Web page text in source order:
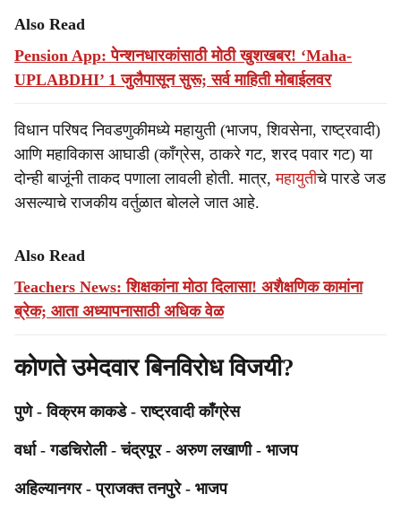
Also Read
Pension App: पेन्शनधारकांसाठी मोठी खुशखबर! ‘Maha-
UPLABDHI’ 1 जुलैपासून सुरू; सर्व माहिती मोबाईलवर
विधान परिषद निवडणुकीमध्ये महायुती (भाजप, शिवसेना, राष्ट्रवादी)
आणि महाविकास आघाडी (काँग्रेस, ठाकरे गट, शरद पवार गट) या
दोन्ही बाजूंनी ताकद पणाला लावली होती. मात्र,महायुतीचे पारडे जड
असल्याचे राजकीय वर्तुळात बोलले जात आहे.
Also Read
Teachers News: शिक्षकांना मोठा दिलासा! अशैक्षणिक कामांना
ब्रेक; आता अध्यापनासाठी अधिक वेळ
कोणते उमेदवार बिनविरोध विजयी?
पुणे - विक्रम काकडे - राष्ट्रवादी काँग्रेस
वर्धा - गडचिरोली - चंद्रपूर - अरुण लखाणी - भाजप
अहिल्यानगर - प्राजक्त तनपुरे - भाजप